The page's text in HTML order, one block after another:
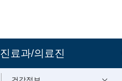
진료과/의료진